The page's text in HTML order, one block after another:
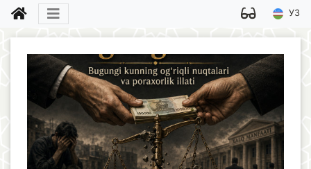
УЗ